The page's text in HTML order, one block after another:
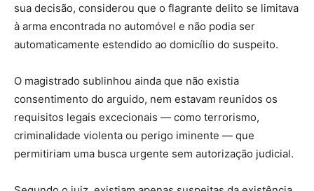
sua decisão, considerou que o flagrante delito se limitava
à arma encontrada no automóvel e não podia ser
automaticamente estendido ao domicílio do suspeito.
O magistrado sublinhou ainda que não existia
consentimento do arguido, nem estavam reunidos os
requisitos legais excecionais — como terrorismo,
criminalidade violenta ou perigo iminente — que
permitiriam uma busca urgente sem autorização judicial.